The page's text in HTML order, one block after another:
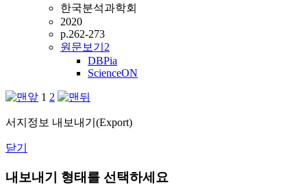
한국분석과학회
2020
p.262-273
원문보기 2
DBPia
ScienceON
1 2
서지정보 내보내기(Export)
닫기
내보내기 형태를 선택하세요